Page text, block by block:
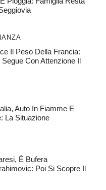
Il Peso Della Francia:
Con Attenzione Il
Auto In Fiamme E
La Situazione
È Bufera
Poi Si Scopre Il